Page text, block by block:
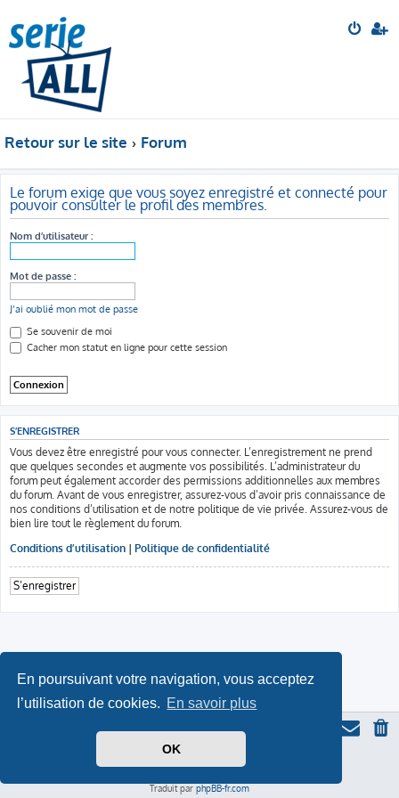
En poursuivant votre navigation, vous acceptez
l’utilisation de cookies. En savoir plus
OK
Retour sur le site Forum
Le forum exige que vous soyez enregistré et connecté pour
pouvoir consulter le profil des membres.
Nom d’utilisateur :
Mot de passe :
J’ai oublié mon mot de passe
Se souvenir de moi
Cacher mon statut en ligne pour cette session
S’ENREGISTRER
Vous devez être enregistré pour vous connecter. L’enregistrement ne prend
que quelques secondes et augmente vos possibilités. L’administrateur du
forum peut également accorder des permissions additionnelles aux membres
du forum. Avant de vous enregistrer, assurez-vous d’avoir pris connaissance de
nos conditions d’utilisation et de notre politique de vie privée. Assurez-vous de
bien lire tout le règlement du forum.
Conditions d’utilisation | Politique de confidentialité
S’enregistrer
Thème du forum serieallbasé sur ProLight Style par
Icone du panda parTriton, modifié par Serieall.
Traduit par phpBB-fr.com